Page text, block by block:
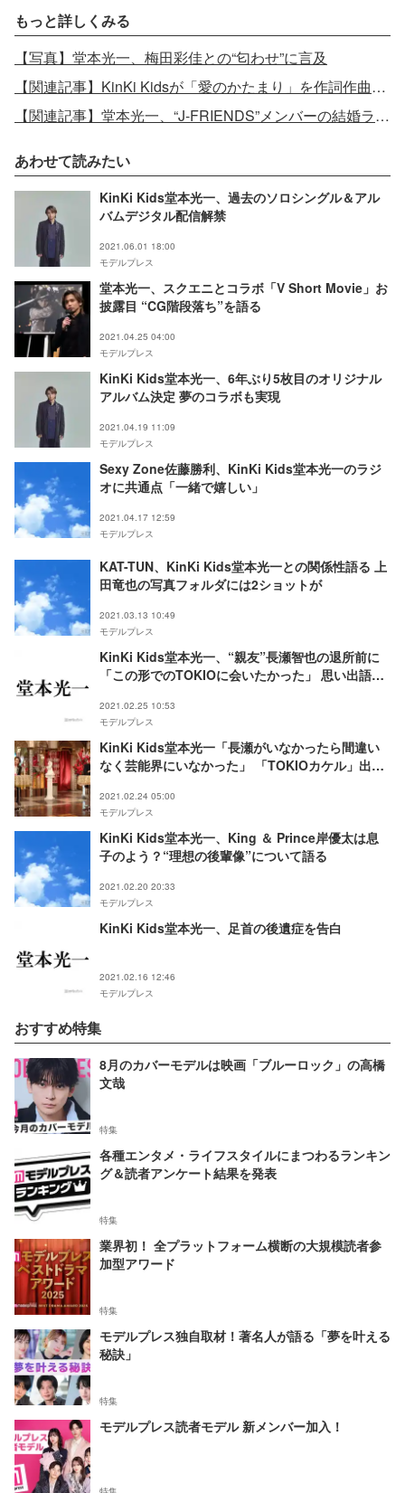
もっと詳しくみる
【写真】堂本光一、梅田彩佳との“匂わせ”に言及
【関連記事】KinKi Kidsが「愛のかたまり」を作詞作曲した意外な理由
【関連記事】堂本光一、“J-FRIENDS”メンバーの結婚ラッシュに言及
あわせて読みたい
KinKi Kids堂本光一、過去のソロシングル＆アル
バムデジタル配信解禁
2021.06.01 18:00
モデルプレス
堂本光一、スクエニとコラボ「V Short Movie」お
披露目 “CG階段落ち”を語る
2021.04.25 04:00
モデルプレス
KinKi Kids堂本光一、6年ぶり5枚目のオリジナル
アルバム決定 夢のコラボも実現
2021.04.19 11:09
モデルプレス
Sexy Zone佐藤勝利、KinKi Kids堂本光一のラジ
オに共通点「一緒で嬉しい」
2021.04.17 12:59
モデルプレス
KAT-TUN、KinKi Kids堂本光一との関係性語る 上
田竜也の写真フォルダには2ショットが
2021.03.13 10:49
モデルプレス
KinKi Kids堂本光一、“親友”長瀬智也の退所前に
「この形でのTOKIOに会いたかった」 思い出語り
2021.02.25 10:53
モデルプレス
KinKi Kids堂本光一「長瀬がいなかったら間違い
なく芸能界にいなかった」 「TOKIOカケル」出演
2021.02.24 05:00
モデルプレス
KinKi Kids堂本光一、King ＆ Prince岸優太は息
子のよう？“理想の後輩像”について語る
2021.02.20 20:33
モデルプレス
KinKi Kids堂本光一、足首の後遺症を告白
2021.02.16 12:46
モデルプレス
おすすめ特集
8月のカバーモデルは映画「ブルーロック」の高橋
文哉
特集
各種エンタメ・ライフスタイルにまつわるランキン
グ＆読者アンケート結果を発表
特集
業界初！ 全プラットフォーム横断の大規模読者参
加型アワード
特集
モデルプレス独自取材！著名人が語る「夢を叶える
秘訣」
特集
モデルプレス読者モデル 新メンバー加入！